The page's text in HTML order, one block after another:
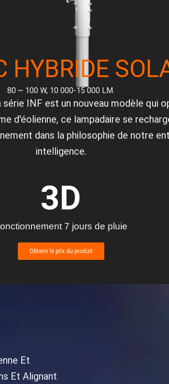
HYBRIDE
80 ~ 100 W, 10 000-15 000 LM.
INF est un nouveau modèle qui
d'éolienne, ce lampadaire se
dans la philosophie de notre
intelligence.
7 jours de pluie
3D
Obtenir le prix du produit
Et
Et Alignant